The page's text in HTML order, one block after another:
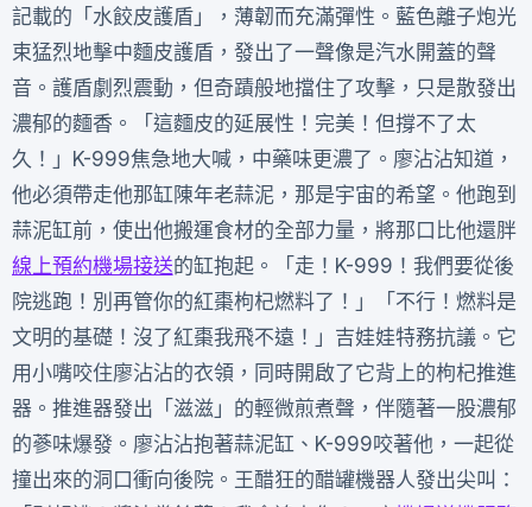
記載的「水餃皮護盾」，薄韌而充滿彈性。藍色離子炮光
束猛烈地擊中麵皮護盾，發出了一聲像是汽水開蓋的聲
音。護盾劇烈震動，但奇蹟般地擋住了攻擊，只是散發出
濃郁的麵香。「這麵皮的延展性！完美！但撐不了太
久！」K-999焦急地大喊，中藥味更濃了。廖沾沾知道，
他必須帶走他那缸陳年老蒜泥，那是宇宙的希望。他跑到
蒜泥缸前，使出他搬運食材的全部力量，將那口比他還胖
線上預約機場接送的缸抱起。「走！K-999！我們要從後
院逃跑！別再管你的紅棗枸杞燃料了！」「不行！燃料是
文明的基礎！沒了紅棗我飛不遠！」吉娃娃特務抗議。它
用小嘴咬住廖沾沾的衣領，同時開啟了它背上的枸杞推進
器。推進器發出「滋滋」的輕微煎煮聲，伴隨著一股濃郁
的蔘味爆發。廖沾沾抱著蒜泥缸、K-999咬著他，一起從
撞出來的洞口衝向後院。王醋狂的醋罐機器人發出尖叫：